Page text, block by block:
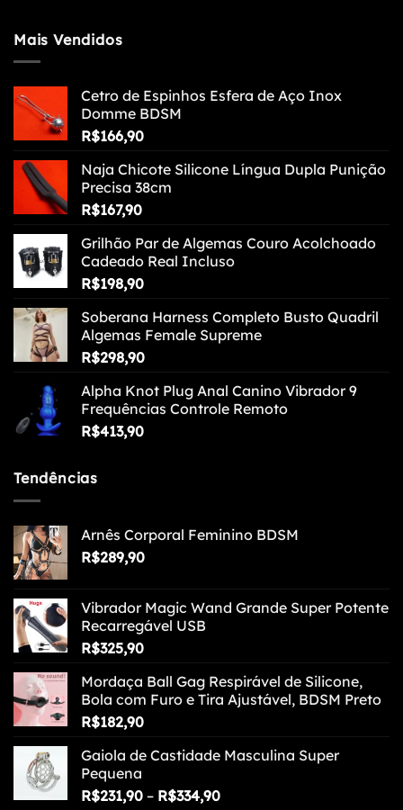
Mais Vendidos
Cetro de Espinhos Esfera de Aço Inox
Domme BDSM
R$166,90
Naja Chicote Silicone Língua Dupla Punição
Precisa 38cm
R$167,90
Grilhão Par de Algemas Couro Acolchoado
Cadeado Real Incluso
R$198,90
Soberana Harness Completo Busto Quadril
Algemas Female Supreme
R$298,90
Alpha Knot Plug Anal Canino Vibrador 9
Frequências Controle Remoto
R$413,90
Tendências
Arnês Corporal Feminino BDSM
R$289,90
Vibrador Magic Wand Grande Super Potente
Recarregável USB
R$325,90
Mordaça Ball Gag Respirável de Silicone,
Bola com Furo e Tira Ajustável, BDSM Preto
R$182,90
Gaiola de Castidade Masculina Super
Pequena
R$231,90 – R$334,90Faixa